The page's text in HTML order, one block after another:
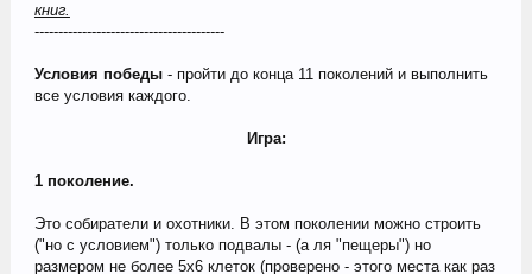
книг.
----------------------------------------
Условия победы- пройти до конца 11 поколений и выполнить
все условия каждого.
Игра:
1 поколение.
Это собиратели и охотники. В этом поколении можно строить
("но с условием") только подвалы - (а ля "пещеры") но
размером не более 5х6 клеток (проверено - этого места как раз